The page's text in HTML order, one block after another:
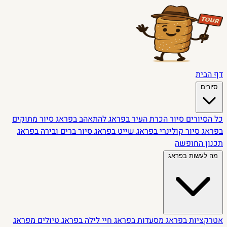
דף הבית
סיורים
כל הסיוריםסיור הכרת העיר בפראגלהתאהב בפראגסיור מתוקים
בפראגסיור קולינרי בפראגשייט בפראגסיור ברים ובירה בפראג
תכנון החופשה
מה לעשות בפראג
אטרקציות בפראגמסעדות בפראגחיי לילה בפראגטיולים מפראג